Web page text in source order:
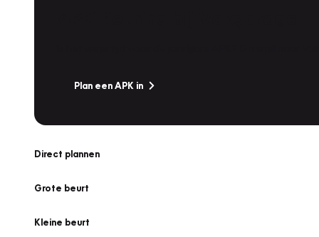
Plan een APK in
Direct plannen
Grote beurt
Kleine beurt